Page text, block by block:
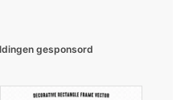
gesponsord